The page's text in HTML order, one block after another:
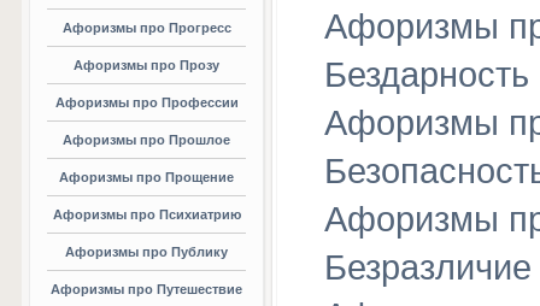
Афоризмы про Прогресс
Афоризмы про Прозу
Афоризмы про Профессии
Афоризмы про Прошлое
Афоризмы про Прощение
Афоризмы про Психиатрию
Афоризмы про Публику
Афоризмы про Путешествие
Афоризмы
Бездарность
Афоризмы
Афоризмы
Безразличие